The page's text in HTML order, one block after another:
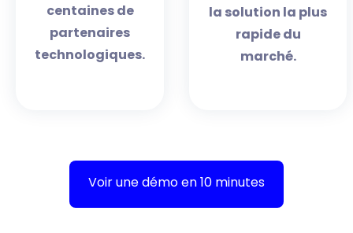
centaines de
partenaires
technologiques.
la solution la plus
rapide du
marché.
Voir une démo en 10 minutes